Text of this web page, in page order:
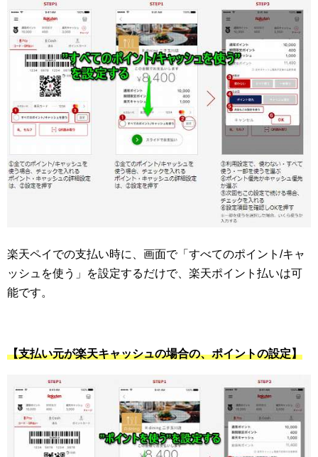
楽天ペイでの支払い時に、画面で「すべてのポイント/キャ
ッシュを使う」を設定するだけで、楽天ポイント払いは可
能です。
【支払い元が楽天キャッシュの場合の、ポイントの設定】